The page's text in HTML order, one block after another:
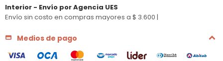
Interior - Envío por Agencia UES
Envío sin costo en compras mayores a $ 3.600 |
Medios de pago